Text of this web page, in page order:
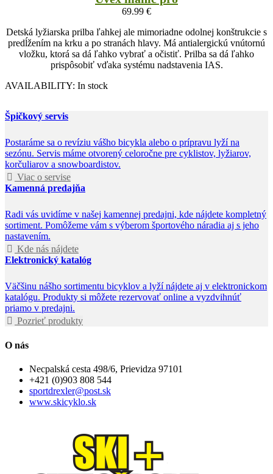
69.99 €
Detská lyžiarska prilba ľahkej ale mimoriadne odolnej konštrukcie s
predĺžením na krku a po stranách hlavy. Má antialergickú vnútornú
vložku, ktorá sa dá ľahko vybrať a očistiť. Prilba sa dá ľahko
prispôsobiť vďaka systému nadstavenia IAS.
AVAILABILITY: In stock
Špičkový servis
Postaráme sa o revíziu vášho bicykla alebo o prípravu lyží na
sezónu. Servis máme otvorený celoročne pre cyklistov, lyžiarov,
korčuliarov a snowboardistov.
Viac o servise
Kamenná predajňa
Radi vás uvidíme v našej kamennej predajni, kde nájdete kompletný
sortiment. Pomôžeme vám s výberom športového náradia aj s jeho
nastavením.
Kde nás nájdete
Elektronický katalóg
Väčšinu nášho sortimentu bicyklov a lyží nájdete aj v elektronickom
katalógu. Produkty si môžete rezervovať online a vyzdvihnúť
priamo v predajni.
Pozrieť produkty
O nás
Necpalská cesta 498/6, Prievidza 97101
+421 (0)903 808 544
sportdrexler@post.sk
www.skicyklo.sk